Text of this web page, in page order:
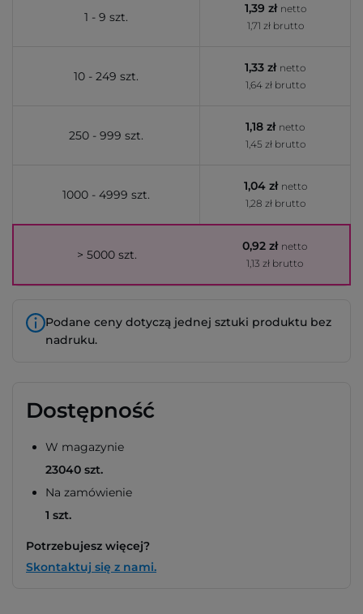
1 - 9 szt.
1,39 zł netto
1,71 zł brutto
10 - 249 szt.
1,33 zł netto
1,64 zł brutto
250 - 999 szt.
1,18 zł netto
1,45 zł brutto
1000 - 4999 szt.
1,04 zł netto
1,28 zł brutto
> 5000 szt.
0,92 zł netto
1,13 zł brutto
Podane ceny dotyczą jednej sztuki produktu bez
nadruku.
Dostępność
W magazynie
23040 szt.
Na zamówienie
1 szt.
Potrzebujesz więcej?
Skontaktuj się z nami.